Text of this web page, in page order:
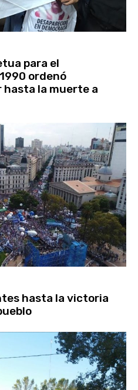
para el
ordenó
la muerte a
hasta la victoria